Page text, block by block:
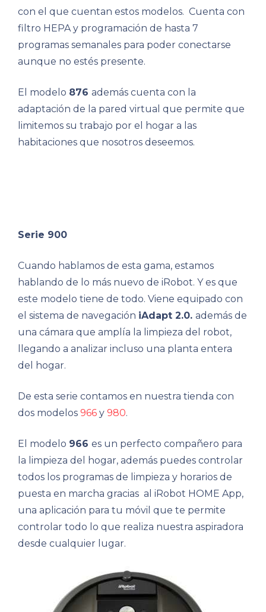
con el que cuentan estos modelos. Cuenta con
filtro HEPA y programación de hasta 7
programas semanales para poder conectarse
aunque no estés presente.
El modelo 876 además cuenta con la
adaptación de la pared virtual que permite que
limitemos su trabajo por el hogar a las
habitaciones que nosotros deseemos.
Serie 900
Cuando hablamos de esta gama, estamos
hablando de lo más nuevo de iRobot. Y es que
este modelo tiene de todo. Viene equipado con
el sistema de navegación iAdapt 2.0. además de
una cámara que amplía la limpieza del robot,
llegando a analizar incluso una planta entera
del hogar.
De esta serie contamos en nuestra tienda con
dos modelos 966 y 980.
El modelo 966 es un perfecto compañero para
la limpieza del hogar, además puedes controlar
todos los programas de limpieza y horarios de
puesta en marcha gracias al iRobot HOME App,
una aplicación para tu móvil que te permite
controlar todo lo que realiza nuestra aspiradora
desde cualquier lugar.